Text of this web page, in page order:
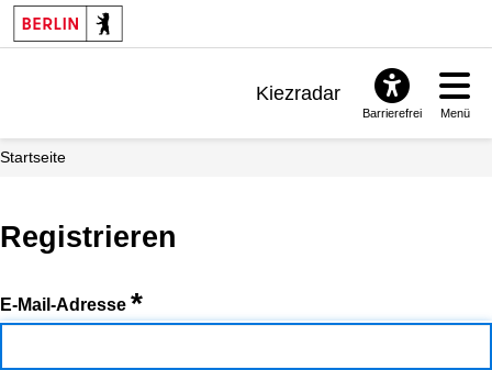
Kiezradar
Barrierefrei Menü
Startseite
Registrieren
E-Mail-Adresse *